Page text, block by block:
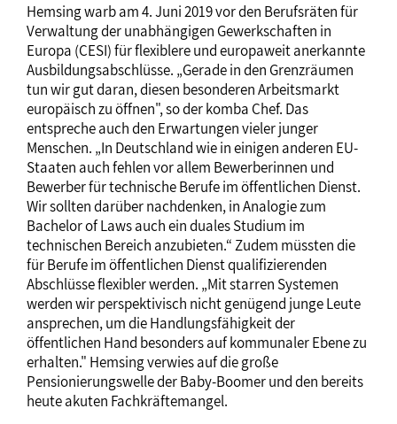
Hemsing warb am 4. Juni 2019 vor den Berufsräten für
Verwaltung der unabhängigen Gewerkschaften in
Europa (CESI) für flexiblere und europaweit anerkannte
Ausbildungsabschlüsse. „Gerade in den Grenzräumen
tun wir gut daran, diesen besonderen Arbeitsmarkt
europäisch zu öffnen", so der komba Chef. Das
entspreche auch den Erwartungen vieler junger
Menschen. „In Deutschland wie in einigen anderen EU-
Staaten auch fehlen vor allem Bewerberinnen und
Bewerber für technische Berufe im öffentlichen Dienst.
Wir sollten darüber nachdenken, in Analogie zum
Bachelor of Laws auch ein duales Studium im
technischen Bereich anzubieten.“ Zudem müssten die
für Berufe im öffentlichen Dienst qualifizierenden
Abschlüsse flexibler werden. „Mit starren Systemen
werden wir perspektivisch nicht genügend junge Leute
ansprechen, um die Handlungsfähigkeit der
öffentlichen Hand besonders auf kommunaler Ebene zu
erhalten." Hemsing verwies auf die große
Pensionierungswelle der Baby-Boomer und den bereits
heute akuten Fachkräftemangel.